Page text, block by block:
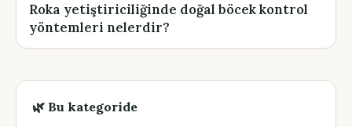
Roka yetiştiriciliğinde doğal böcek kontrol
yöntemleri nelerdir?
🌿 Bu kategoride